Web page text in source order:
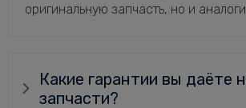
оригинальную запчасть, но и
Какие гарантии вы даёте
запчасти?